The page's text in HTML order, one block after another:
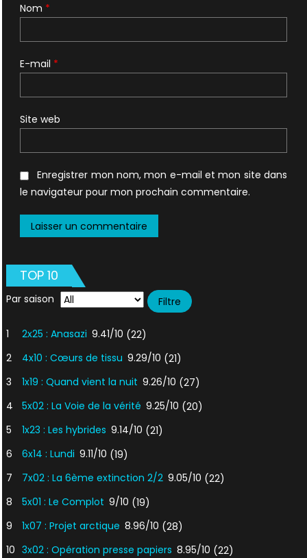
Nom *
E-mail *
Site web
Enregistrer mon nom, mon e-mail et mon site dans
le navigateur pour mon prochain commentaire.
TOP 10
Par saison
1 2x25 : Anasazi 9.41/10 (22)
2
4x10 : Cœurs de tissu 9.29/10 (21)
3
1x19 : Quand vient la nuit 9.26/10 (27)
4
5x02 : La Voie de la vérité 9.25/10 (20)
5
1x23 : Les hybrides 9.14/10 (21)
6
6x14 : Lundi 9.11/10 (19)
7
7x02 : La 6ème extinction 2/2 9.05/10 (22)
8
5x01 : Le Complot 9/10 (19)
9
1x07 : Projet arctique 8.96/10 (28)
10 3x02 : Opération presse papiers 8.95/10 (22)